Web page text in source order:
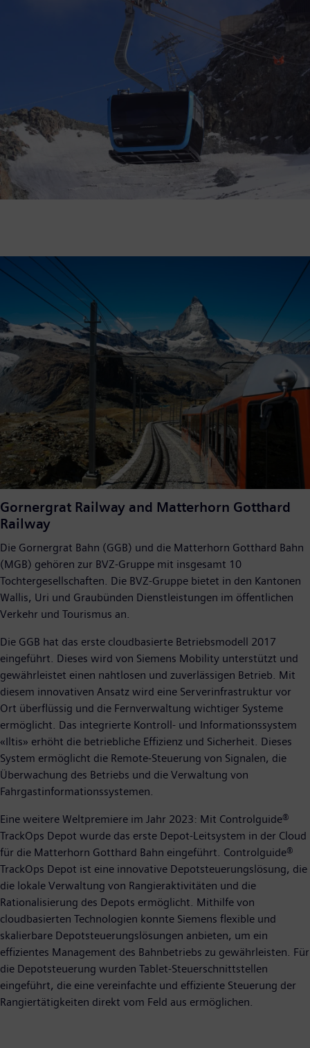
Gornergrat Railway and Matterhorn Gotthard
Railway
Die Gornergrat Bahn (GGB) und die Matterhorn Gotthard Bahn
(MGB) gehören zur BVZ-Gruppe mit insgesamt 10
Tochtergesellschaften. Die BVZ-Gruppe bietet in den Kantonen
Wallis, Uri und Graubünden Dienstleistungen im öffentlichen
Verkehr und Tourismus an.
Die GGB hat das erste cloudbasierte Betriebsmodell 2017
eingeführt. Dieses wird von Siemens Mobility unterstützt und
gewährleistet einen nahtlosen und zuverlässigen Betrieb. Mit
diesem innovativen Ansatz wird eine Serverinfrastruktur vor
Ort überflüssig und die Fernverwaltung wichtiger Systeme
ermöglicht. Das integrierte Kontroll- und Informationssystem
«Iltis» erhöht die betriebliche Effizienz und Sicherheit. Dieses
System ermöglicht die Remote-Steuerung von Signalen, die
Überwachung des Betriebs und die Verwaltung von
Fahrgastinformationssystemen.
Eine weitere Weltpremiere im Jahr 2023: Mit Controlguide®
TrackOps Depot wurde das erste Depot-Leitsystem in der Cloud
für die Matterhorn Gotthard Bahn eingeführt. Controlguide®
TrackOps Depot ist eine innovative Depotsteuerungslösung, die
die lokale Verwaltung von Rangieraktivitäten und die
Rationalisierung des Depots ermöglicht. Mithilfe von
cloudbasierten Technologien konnte Siemens flexible und
skalierbare Depotsteuerungslösungen anbieten, um ein
effizientes Management des Bahnbetriebs zu gewährleisten. Für
die Depotsteuerung wurden Tablet-Steuerschnittstellen
eingeführt, die eine vereinfachte und effiziente Steuerung der
Rangiertätigkeiten direkt vom Feld aus ermöglichen.